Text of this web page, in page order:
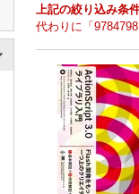
上記の絞り込み条
代わりに「